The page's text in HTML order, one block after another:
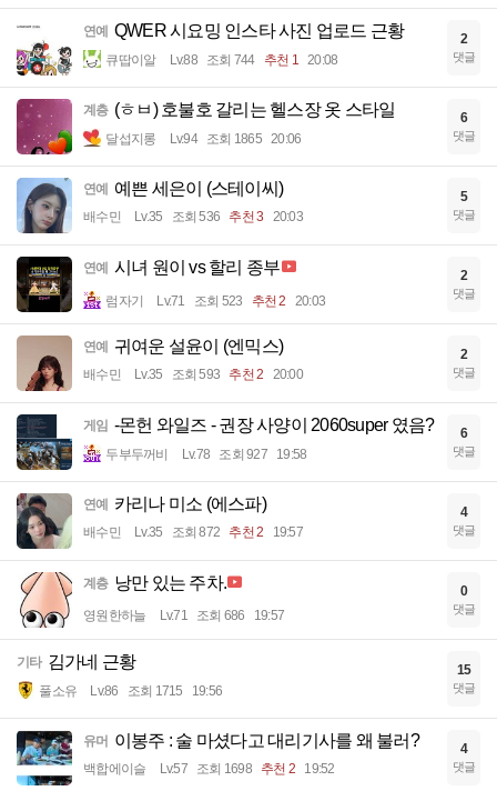
연예 QWER 시요밍 인스타 사진 업로드 근황
큐땁이알 Lv.88 조회 744 추천 1 20:08
2
댓글
계층 (ㅎㅂ) 호불호 갈리는 헬스장 옷 스타일
달섭지롱 Lv.94 조회 1865 20:06
6
댓글
연예 예쁜 세은이 (스테이씨)
배수민 Lv.35 조회 536 추천 3 20:03
5
댓글
연예 시녀 원이 vs 할리 종부
럼자기 Lv.71 조회 523 추천 2 20:03
2
댓글
연예 귀여운 설윤이 (엔믹스)
배수민 Lv.35 조회 593 추천 2 20:00
2
댓글
게임 -몬헌 와일즈 - 권장 사양이 2060super 였음?
두부두꺼비 Lv.78 조회 927 19:58
6
댓글
연예 카리나 미소 (에스파)
배수민 Lv.35 조회 872 추천 2 19:57
4
댓글
계층 낭만 있는 주차.
영원한하늘 Lv.71 조회 686 19:57
0
댓글
기타 김가네 근황
풀소유 Lv.86 조회 1715 19:56
15
댓글
유머 이봉주 : 술 마셨다고 대리기사를 왜 불러?
백합에이슬 Lv.57 조회 1698 추천 2 19:52
4
댓글